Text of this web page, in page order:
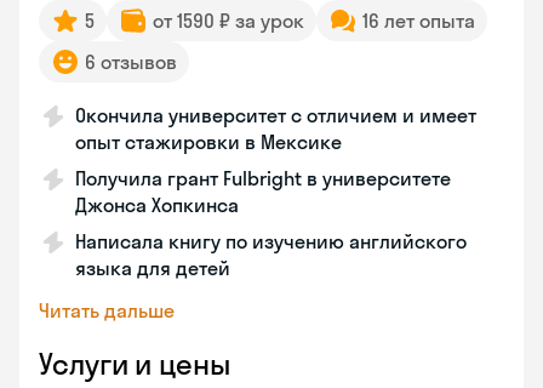
5 от 1590 ₽ за урок
16 лет опыта
6 отзывов
Окончила университет с отличием и имеет
опыт стажировки в Мексике
Получила грант Fulbright в университете
Джонса Хопкинса
Написала книгу по изучению английского
языка для детей
Читать дальше
Услуги и цены